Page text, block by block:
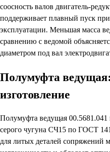
соосность валов двигатель-
поддерживает плавный пуск
эксплуатации. Меньшая масса
сравнению с ведомой
диаметром под вал
Полумуфта
изготовление
Полумуфта ведущая 00.5681.041
серого чугуна СЧ15 по ГОСТ
для литых деталей сопряжений